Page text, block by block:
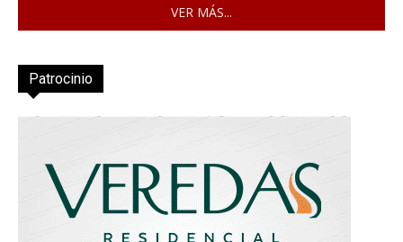
VER MÁS...
Patrocinio